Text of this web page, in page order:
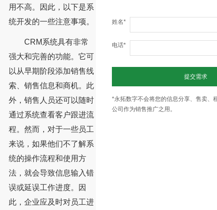
用不高。因此，以下是系
统开发的一些注意事项。
CRM系统具有非常
强大和完善的功能。它可
以从早期阶段添加销售线
索、销售信息和商机。此
外，销售人员还可以随时
通过系统查看客户跟进流
程。然而，对于一些员工
来说，如果他们不了解系
统的操作流程和使用方
法，就会导致信息输入错
误或延误工作进度。因
此，企业应及时对员工进
姓名*
电话*
提交需求
*永拓数字不会将您的信息分享、售卖、
公司作为销售推广之用。